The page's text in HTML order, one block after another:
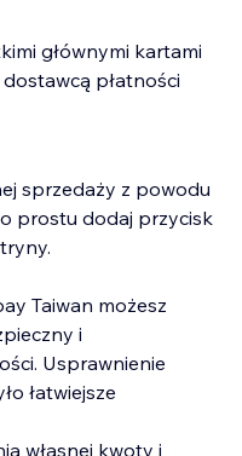
głównymi kartami
płatności
sprzedaży z powodu
prostu dodaj przycisk
Taiwan możesz
i
Usprawnienie
łatwiejsze
własnej kwoty i